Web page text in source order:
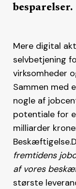
besparelser.
Mere digital
selvbetjening
virksomheder
Sammen med
nogle af
potentiale for
milliarder
fremtidens
af vores
største